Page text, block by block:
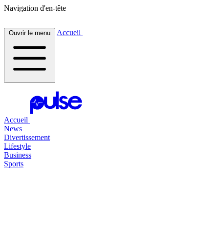
Navigation d'en-tête
Ouvrir le menu Accueil
Accueil
News
Divertissement
Lifestyle
Business
Sports